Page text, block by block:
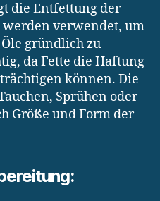
die Entfettung der
verwendet, um
gründlich zu
da Fette die Haftung
können. Die
Sprühen oder
Größe und Form der